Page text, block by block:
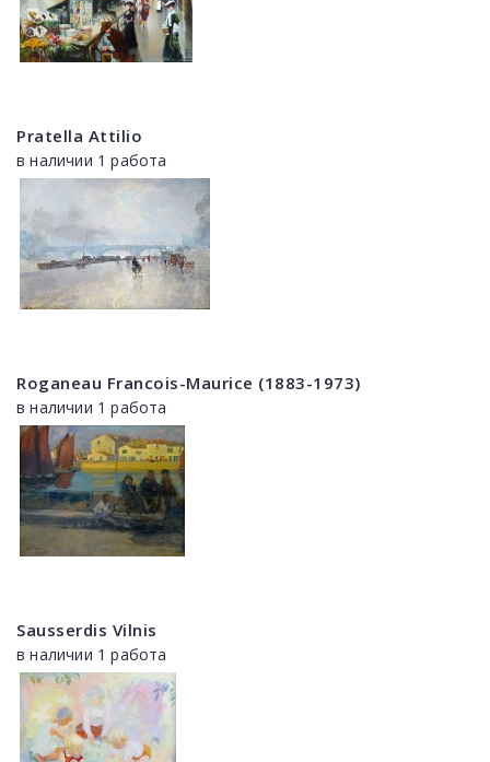
Pratella Attilio
в наличии 1 работа
Roganeau Francois-Maurice (1883-1973)
в наличии 1 работа
Sausserdis Vilnis
в наличии 1 работа